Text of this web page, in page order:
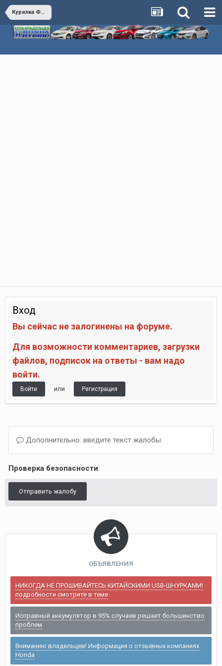
Курилка Флудилка
Вход
Вы сейчас не залогинены на форуме.
Для возможности комментариев, загрузки
файлов, подписок на ответы - вам надо
войти.
Войти или Регистрация
Дополнительно: введите текст жалобы.
Проверка безопасности
Отправить жалобу
ОБЪЯВЛЕНИЯ
НИКОГДА НЕ ПРОШИВАЙТЕСЬ КИТАЙСКИМИ USB-ШНУРКАМИ!
подробности смотрите в теме
Исправный аккумулятор в 95% случаев решает большинство
проблем
Вниманию владельцев! Информация о отзывных компаниях
Honda